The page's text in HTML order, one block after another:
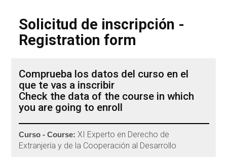
Solicitud de inscripción -
Registration form
Comprueba los datos del curso en el
que te vas a inscribir
Check the data of the course in which
you are going to enroll
Curso - Course:XI Experto en Derecho de
Extranjería y de la Cooperación al Desarrollo